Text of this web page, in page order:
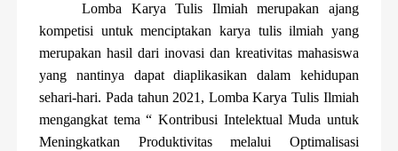
Lomba Karya Tulis Ilmiah merupakan ajang
kompetisi untuk menciptakan karya tulis ilmiah yang
merupakan hasil dari inovasi dan kreativitas mahasiswa
yang nantinya dapat diaplikasikan dalam kehidupan
sehari-hari. Pada tahun 2021, Lomba Karya Tulis Ilmiah
mengangkat tema “ Kontribusi Intelektual Muda untuk
Meningkatkan Produktivitas melalui Optimalisasi